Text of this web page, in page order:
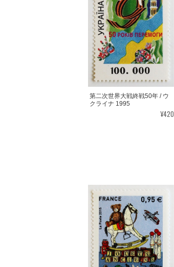
第二次世界大戦終戦50年 / ウ
クライナ 1995
¥420